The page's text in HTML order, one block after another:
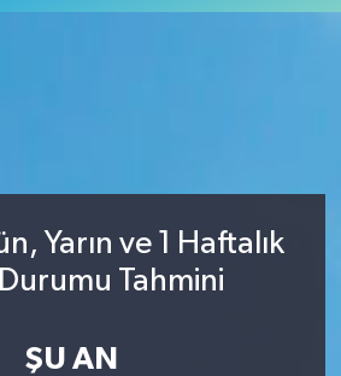
Yarın ve 1 Haftalık
Tahmini
ŞU AN